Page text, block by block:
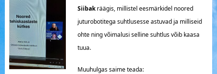
Siibakräägis, millistel eesmärkidel noored
juturobotitega suhtlusesse astuvad ja milliseid
ohte ning võimalusi selline suhtlus võib kaasa
tuua.
Muuhulgas saime teada: